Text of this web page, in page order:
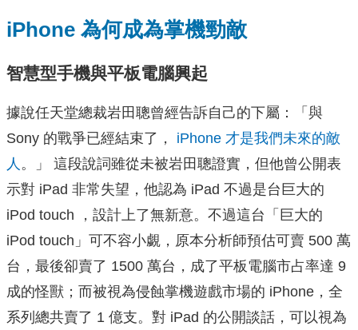
iPhone 為何成為掌機勁敵
智慧型手機與平板電腦興起
據說任天堂總裁岩田聰曾經告訴自己的下屬：「與
Sony 的戰爭已經結束了， iPhone 才是我們未來的敵
人 。」 這段說詞雖從未被岩田聰證實，但他曾公開表
示對 iPad 非常失望，他認為 iPad 不過是台巨大的
iPod touch ，設計上了無新意。不過這台「巨大的
iPod touch」可不容小覷，原本分析師預估可賣 500 萬
台，最後卻賣了 1500 萬台，成了平板電腦市占率達 9
成的怪獸；而被視為侵蝕掌機遊戲市場的 iPhone，全
系列總共賣了 1 億支。對 iPad 的公開談話，可以視為